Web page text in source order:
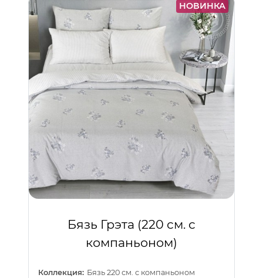
НОВИНКА
Бязь Грэта (220 см. с
компаньоном)
Коллекция: Бязь 220 см. с компаньоном